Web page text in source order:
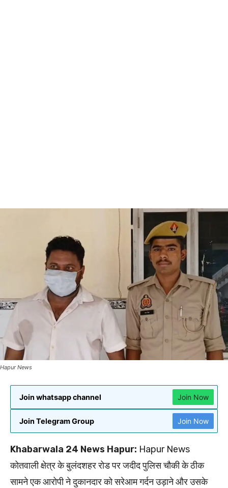
Hapur News
Join whatsapp channel Join Now
Join Telegram Group Join Now
Khabarwala 24 News Hapur: Hapur News
कोतवाली क्षेत्र के बुलंदशहर रोड पर जदीद पुलिस चौकी के ठीक
सामने एक आरोपी ने दुकानदार को सरेआम गर्दन उड़ाने और उसके